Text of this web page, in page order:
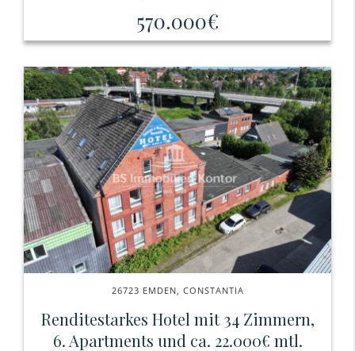
570.000€
26723 EMDEN, CONSTANTIA
Renditestarkes Hotel mit 34 Zimmern,
6. Apartments und ca. 22.000€ mtl.